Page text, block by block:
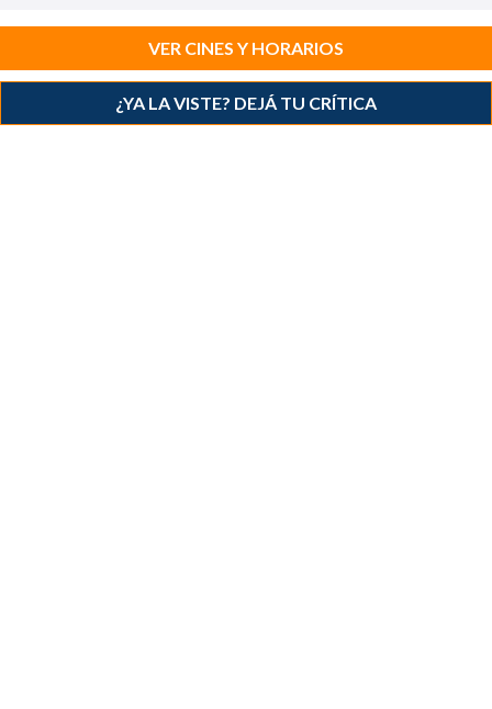
VER CINES Y HORARIOS
¿YA LA VISTE? DEJÁ TU CRÍTICA